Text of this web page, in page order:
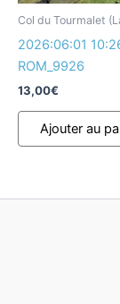
Col du Tourmalet
2026:06:01
ROM_9926
13,00€
Ajouter au